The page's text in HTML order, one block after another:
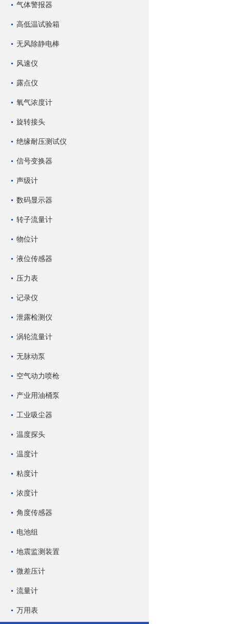
气体警报器
高低温试验箱
无风除静电棒
风速仪
露点仪
氧气浓度计
旋转接头
绝缘耐压测试仪
信号变换器
声级计
数码显示器
转子流量计
物位计
液位传感器
压力表
记录仪
泄露检测仪
涡轮流量计
无脉动泵
空气动力喷枪
产业用油桶泵
工业吸尘器
温度探头
温度计
粘度计
浓度计
角度传感器
电池组
地震监测装置
微差压计
流量计
万用表